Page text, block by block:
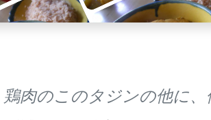
肉のこのタジンの他に、